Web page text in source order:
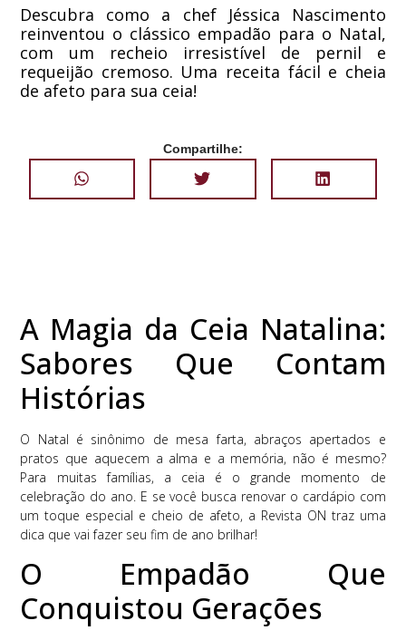
Descubra como a chef Jéssica Nascimento
reinventou o clássico empadão para o Natal,
com um recheio irresistível de pernil e
requeijão cremoso. Uma receita fácil e cheia
de afeto para sua ceia!
Compartilhe:
A Magia da Ceia Natalina:
Sabores Que Contam
Histórias
O Natal é sinônimo de mesa farta, abraços apertados e
pratos que aquecem a alma e a memória, não é mesmo?
Para muitas famílias, a ceia é o grande momento de
celebração do ano. E se você busca renovar o cardápio com
um toque especial e cheio de afeto, a Revista ON traz uma
dica que vai fazer seu fim de ano brilhar!
O Empadão Que
Conquistou Gerações